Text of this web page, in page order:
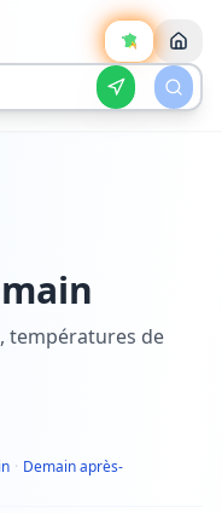
températures de
· Demain après-